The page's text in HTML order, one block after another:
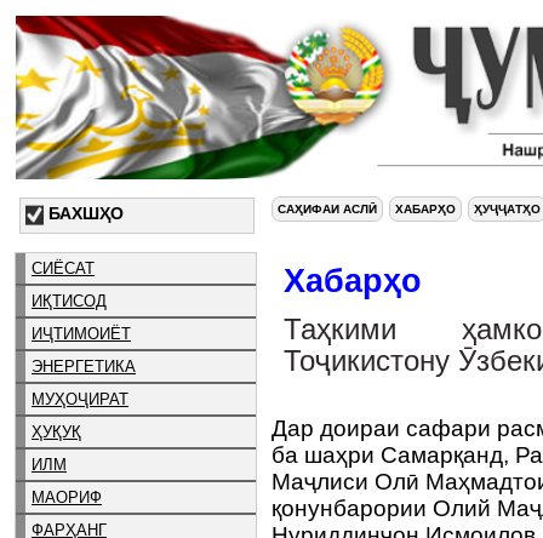
БАХШҲО
СИЁСАТ
ИҚТИСОД
ИҶТИМОИЁТ
ЭНЕРГЕТИКА
МУҲОҶИРАТ
ҲУҚУҚ
ИЛМ
МАОРИФ
ФАРҲАНГ
САҲИФАИ АСЛӢ ХАБАРҲО ҲУҶҶАТҲО
Хабарҳо
Таҳкими
Тоҷикистону
Дар доираи сафари
ба шаҳри Самарқанд,
Маҷлиси Олӣ
қонунбарории Олий